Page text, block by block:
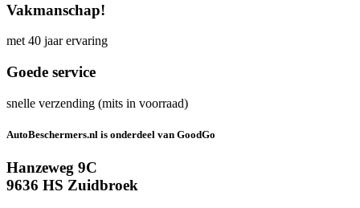
Vakmanschap!
met 40 jaar ervaring
Goede service
snelle verzending (mits in voorraad)
AutoBeschermers.nl is onderdeel van GoodGo
Hanzeweg 9C
9636 HS Zuidbroek